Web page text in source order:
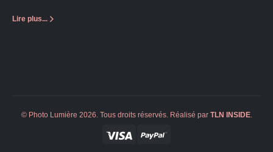
Lire plus...
© Photo Lumière 2026. Tous droits réservés. Réalisé par TLN INSIDE.